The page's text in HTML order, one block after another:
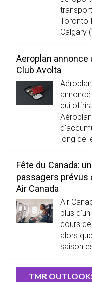
Calgary
Aeroplan annonce
Club Avolta
qui
long de
Fête du Canada:
passagers
Air Canada
Air
plus
cours
alors
saison
TMR